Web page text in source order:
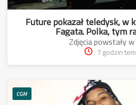
Future pokazał teledysk, w
Fagata. Polka, tym
Zdjęcia powstały
7 godzin
CGM